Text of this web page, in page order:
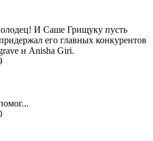
И Саше Грищуку пусть
его главных конкурентов
и Anishа Giri.